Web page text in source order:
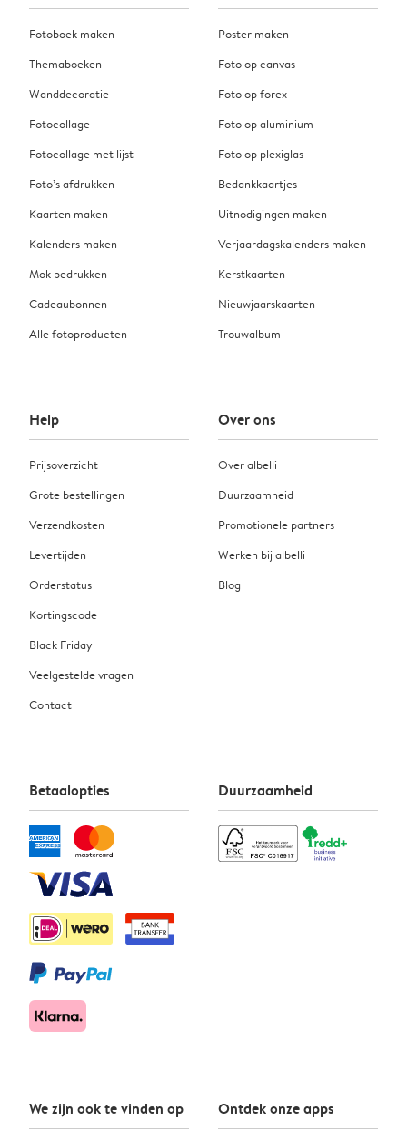
Fotoboek maken
Themaboeken
Wanddecoratie
Fotocollage
Fotocollage met lijst
Foto’s afdrukken
Kaarten maken
Kalenders maken
Mok bedrukken
Cadeaubonnen
Alle fotoproducten
Poster maken
Foto op canvas
Foto op forex
Foto op aluminium
Foto op plexiglas
Bedankkaartjes
Uitnodigingen maken
Verjaardagskalenders maken
Kerstkaarten
Nieuwjaarskaarten
Trouwalbum
Help
Prijsoverzicht
Grote bestellingen
Verzendkosten
Levertijden
Orderstatus
Kortingscode
Black Friday
Veelgestelde vragen
Contact
Over ons
Over albelli
Duurzaamheid
Promotionele partners
Werken bij albelli
Blog
Betaalopties Duurzaamheid
We zijn ook te vinden op Ontdek onze apps